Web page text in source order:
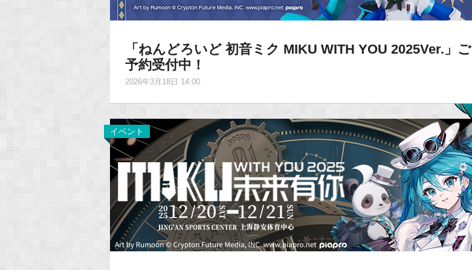
「ねんどろいど 初音ミク MIKU WITH YOU 2025Ver.」ご
予約受付中！
2026年3月18日 14:00
イベント